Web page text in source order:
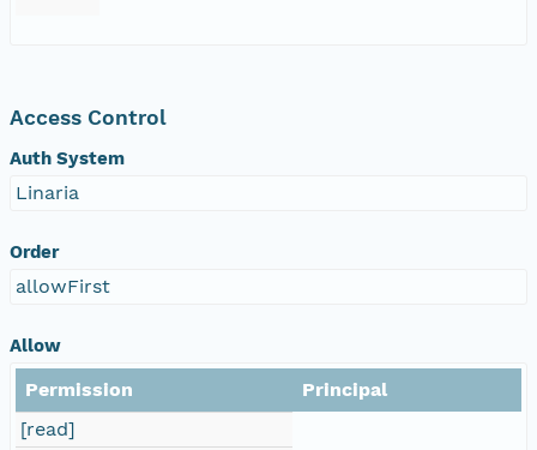
Access Control
Auth System
Linaria
Order
allowFirst
Allow
Permission
Principal
[read]